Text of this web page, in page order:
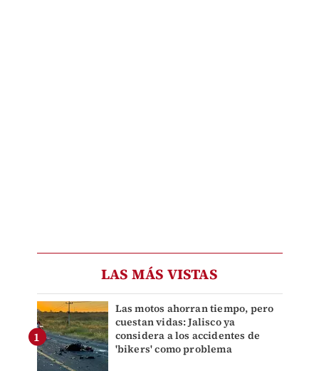
LAS MÁS VISTAS
Las motos ahorran tiempo, pero
cuestan vidas: Jalisco ya
considera a los accidentes de
'bikers' como problema